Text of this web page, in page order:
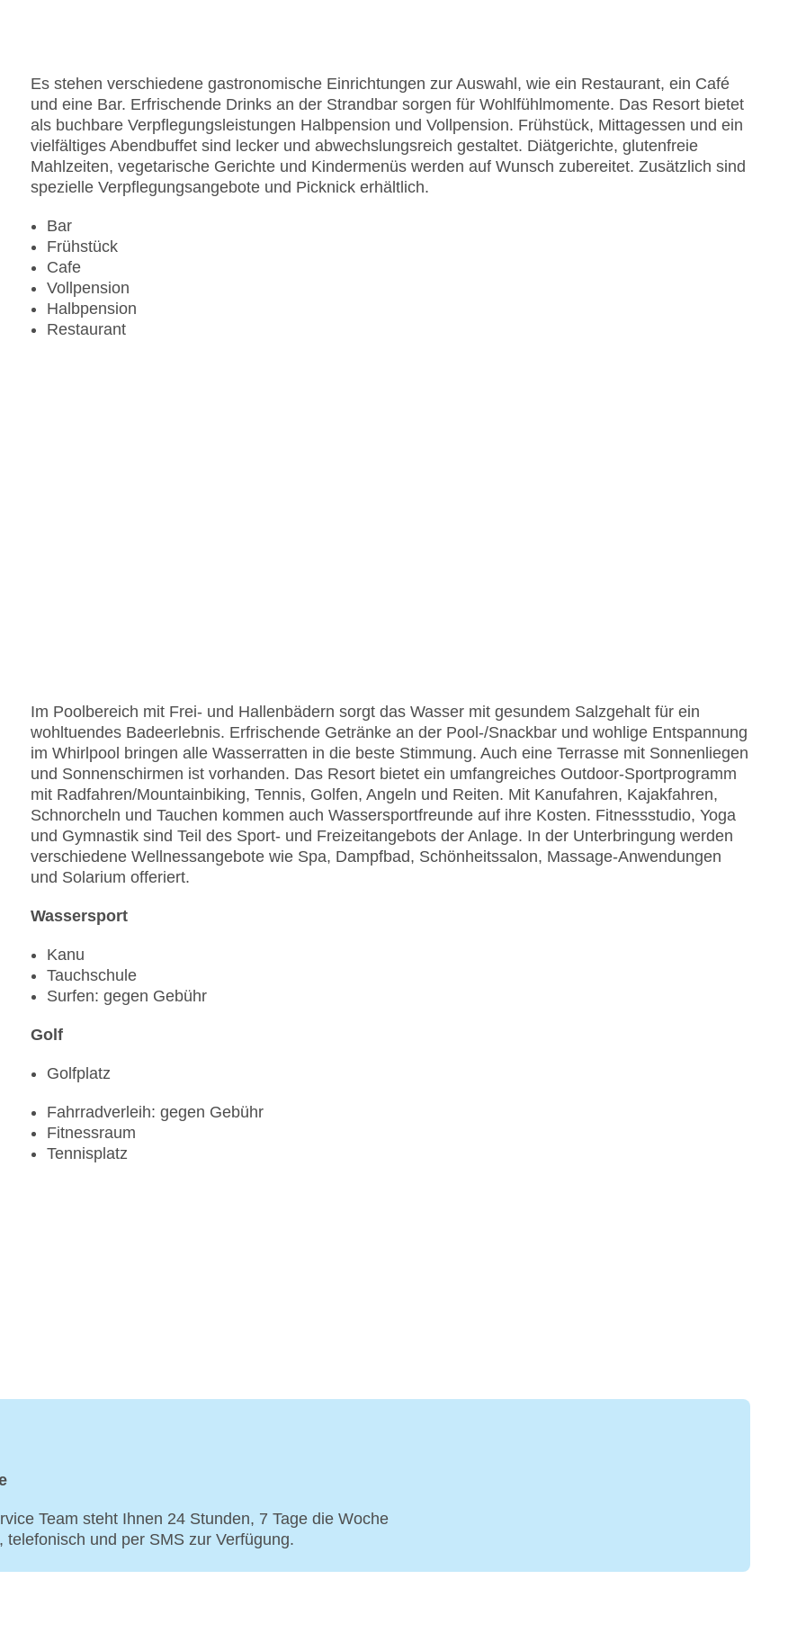
Landeskategorie: 4 Sterne
Es stehen verschiedene gastronomische Einrichtungen zur Auswahl, wie ein Restaurant, ein Café
und eine Bar. Erfrischende Drinks an der Strandbar sorgen für Wohlfühlmomente. Das Resort bietet
als buchbare Verpflegungsleistungen Halbpension und Vollpension. Frühstück, Mittagessen und ein
vielfältiges Abendbuffet sind lecker und abwechslungsreich gestaltet. Diätgerichte, glutenfreie
Mahlzeiten, vegetarische Gerichte und Kindermenüs werden auf Wunsch zubereitet. Zusätzlich sind
spezielle Verpflegungsangebote und Picknick erhältlich.
Bar
Frühstück
Cafe
Vollpension
Halbpension
Restaurant
Im Poolbereich mit Frei- und Hallenbädern sorgt das Wasser mit gesundem Salzgehalt für ein
wohltuendes Badeerlebnis. Erfrischende Getränke an der Pool-/Snackbar und wohlige Entspannung
im Whirlpool bringen alle Wasserratten in die beste Stimmung. Auch eine Terrasse mit Sonnenliegen
und Sonnenschirmen ist vorhanden. Das Resort bietet ein umfangreiches Outdoor-Sportprogramm
mit Radfahren/Mountainbiking, Tennis, Golfen, Angeln und Reiten. Mit Kanufahren, Kajakfahren,
Schnorcheln und Tauchen kommen auch Wassersportfreunde auf ihre Kosten. Fitnessstudio, Yoga
und Gymnastik sind Teil des Sport- und Freizeitangebots der Anlage. In der Unterbringung werden
verschiedene Wellnessangebote wie Spa, Dampfbad, Schönheitssalon, Massage-Anwendungen
und Solarium offeriert.
Wassersport
Kanu
Tauchschule
Surfen: gegen Gebühr
Golf
Golfplatz
Fahrradverleih: gegen Gebühr
Fitnessraum
Tennisplatz
Team steht Ihnen 24 Stunden, 7 Tage die Woche
und per SMS zur Verfügung.